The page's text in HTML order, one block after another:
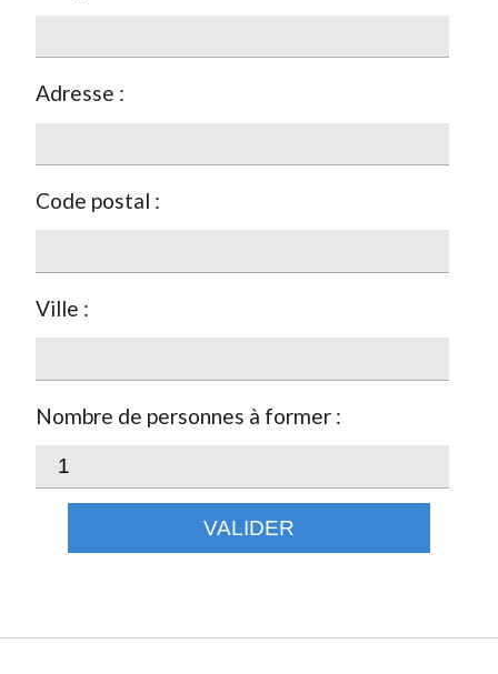
Adresse :
Code postal :
Ville :
Nombre de personnes à former :
VALIDER